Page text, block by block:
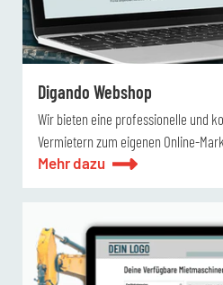
Digando Webshop
Wir bieten eine professionelle und
Vermietern zum eigenen Online-
Mehr dazu